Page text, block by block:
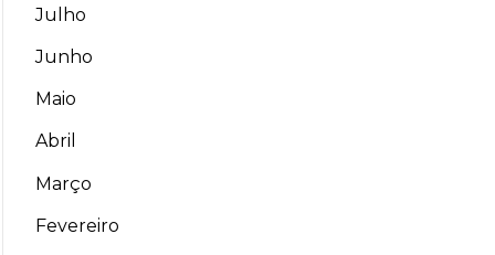
Julho
Junho
Maio
Abril
Março
Fevereiro